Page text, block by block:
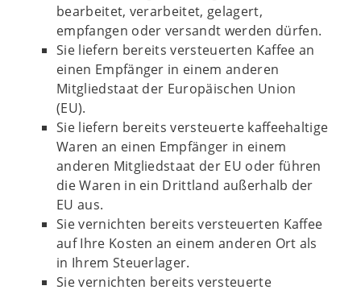
bearbeitet, verarbeitet, gelagert,
empfangen oder versandt werden dürfen.
Sie liefern bereits versteuerten Kaffee an
einen Empfänger in einem anderen
Mitgliedstaat der Europäischen Union
(EU).
Sie liefern bereits versteuerte kaffeehaltige
Waren an einen Empfänger in einem
anderen Mitgliedstaat der EU oder führen
die Waren in ein Drittland außerhalb der
EU aus.
Sie vernichten bereits versteuerten Kaffee
auf Ihre Kosten an einem anderen Ort als
in Ihrem Steuerlager.
Sie vernichten bereits versteuerte